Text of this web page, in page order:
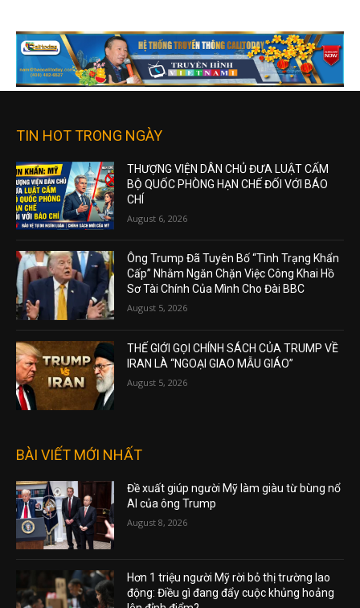
TIN HOT TRONG NGÀY
THƯỢNG VIỆN DÂN CHỦ ĐƯA LUẬT CẤM
BỘ QUỐC PHÒNG HẠN CHẾ ĐỐI VỚI BÁO
CHÍ
August 6, 2026
Ông Trump Đã Tuyên Bố “Tình Trạng Khẩn
Cấp” Nhằm Ngăn Chặn Việc Công Khai Hồ
Sơ Tài Chính Của Mình Cho Đài BBC
August 5, 2026
THẾ GIỚI GỌI CHÍNH SÁCH CỦA TRUMP VỀ
IRAN LÀ “NGOẠI GIAO MẪU GIÁO”
August 5, 2026
BÀI VIẾT MỚI NHẤT
Đề xuất giúp người Mỹ làm giàu từ bùng nổ
AI của ông Trump
August 8, 2026
Hơn 1 triệu người Mỹ rời bỏ thị trường lao
động: Điều gì đang đẩy cuộc khủng hoảng